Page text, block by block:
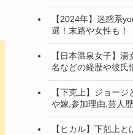
【2024年】迷惑系
選！末路や女性も！
【日本温泉女子】
名などの経歴や彼氏
【下克上】ジョー
や嫁,参加理由,芸人
【ヒカル】下剋上